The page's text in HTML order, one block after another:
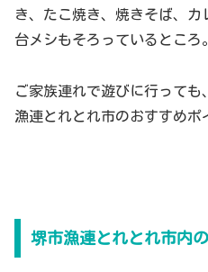
き、たこ焼き、焼きそば、
台メシもそろっているところ。
ご家族連れで遊びに行って
漁連とれとれ市のおすすめポ
堺市漁連とれとれ市内